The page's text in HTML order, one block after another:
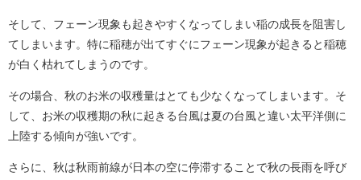
そして、フェーン現象も起きやすくなってしまい稲の成長を阻害し
てしまいます。特に稲穂が出てすぐにフェーン現象が起きると稲穂
が白く枯れてしまうのです。
その場合、秋のお米の収穫量はとても少なくなってしまいます。そ
して、お米の収穫期の秋に起きる台風は夏の台風と違い太平洋側に
上陸する傾向が強いです。
さらに、秋は秋雨前線が日本の空に停滞することで秋の長雨を呼び